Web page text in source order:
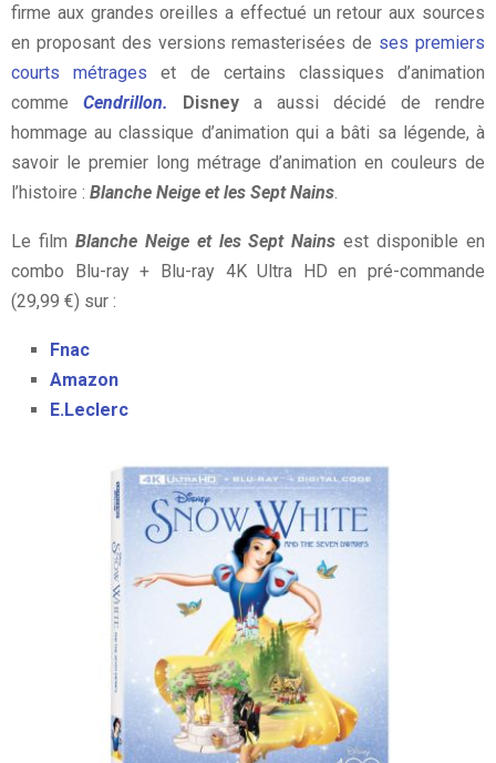
firme aux grandes oreilles a effectué un retour aux sources
en proposant des versions remasterisées de ses premiers
courts métrages et de certains classiques d’animation
comme
Cendrillon. Disney a aussi décidé de rendre
hommage au classique d’animation qui a bâti sa légende, à
savoir le premier long métrage d’animation en couleurs de
l’histoire : Blanche Neige et les Sept Nains
Le film Blanche Neige et les Sept Nains est disponible en
combo Blu-ray + Blu-ray 4K Ultra HD en pré-commande
(29,99 €) sur :
Fnac
Amazon
E.Leclerc